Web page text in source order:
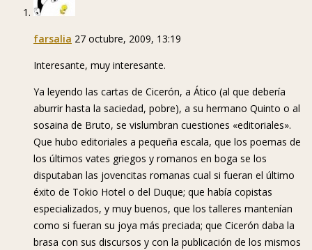
farsalia 27 octubre, 2009, 13:19
Interesante, muy interesante.
Ya leyendo las cartas de Cicerón, a Ático (al que debería
aburrir hasta la saciedad, pobre), a su hermano Quinto o al
sosaina de Bruto, se vislumbran cuestiones «editoriales».
Que hubo editoriales a pequeña escala, que los poemas de
los últimos vates griegos y romanos en boga se los
disputaban las jovencitas romanas cual si fueran el último
éxito de Tokio Hotel o del Duque; que había copistas
especializados, y muy buenos, que los talleres mantenían
como si fueran su joya más preciada; que Cicerón daba la
brasa con sus discursos y con la publicación de los mismos